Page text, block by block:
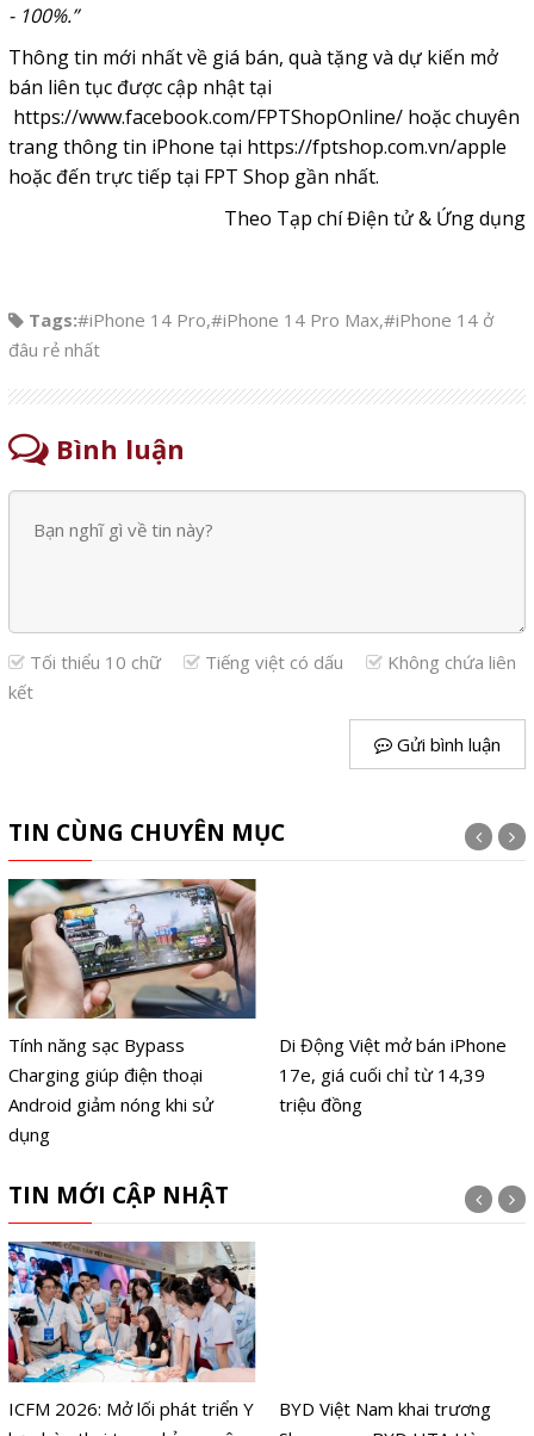
- 100%.”
Thông tin mới nhất về giá bán, quà tặng và dự kiến mở
bán liên tục được cập nhật tại
https://www.facebook.com/FPTShopOnline/hoặc chuyên
trang thông tin iPhone tại https://fptshop.com.vn/apple
hoặc đến trực tiếp tại FPT Shop gần nhất.
Theo Tạp chí Điện tử & Ứng dụng
Tags:#iPhone 14 Pro,#iPhone 14 Pro Max,#iPhone 14 ở
đâu rẻ nhất
Bình luận
Tối thiểu 10 chữ Tiếng việt có dấu
Không chứa liên
kết
Gửi bình luận
TIN CÙNG CHUYÊN MỤC
Tính năng sạc Bypass
Charging giúp điện thoại
Android giảm nóng khi sử
dụng
Di Động Việt mở bán iPhone
17e, giá cuối chỉ từ 14,39
triệu đồng
TIN MỚI CẬP NHẬT
ICFM 2026: Mở lối phát triển Y
BYD Việt Nam khai trương